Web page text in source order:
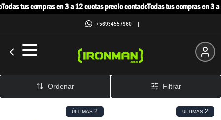
Todas tus compras en 3 a 12 cuotas precio contadoTodas tus compras en 3
+56934557960 |
Piola Sintética
Ordenar Filtrar
ÚLTIMAS 2 ÚLTIMAS 2